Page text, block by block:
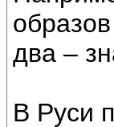
два –
В Руси